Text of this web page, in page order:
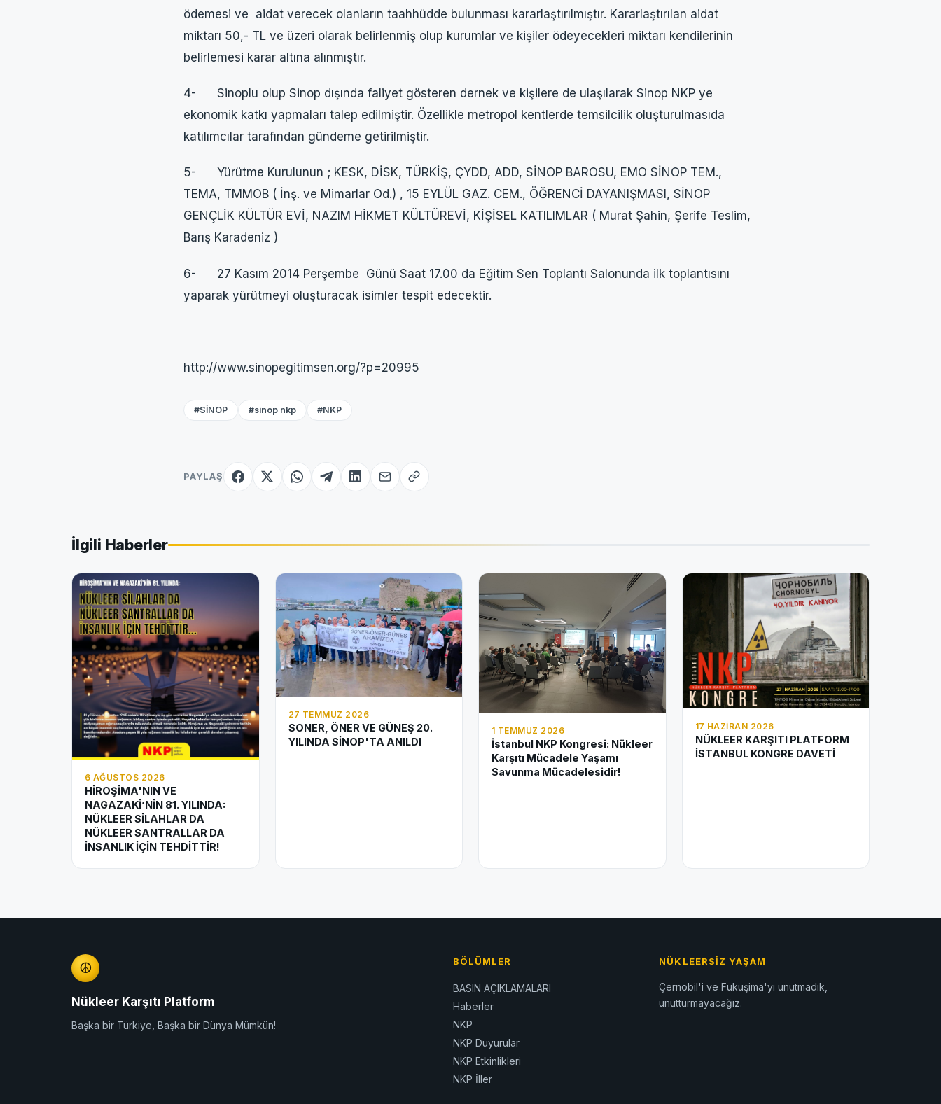
ödemesi ve aidat verecek olanların taahhüdde bulunması kararlaştırılmıştır. Kararlaştırılan aidat
miktarı 50,- TL ve üzeri olarak belirlenmiş olup kurumlar ve kişiler ödeyecekleri miktarı kendilerinin
belirlemesi karar altına alınmıştır.
4- Sinoplu olup Sinop dışında faliyet gösteren dernek ve kişilere de ulaşılarak Sinop NKP ye
ekonomik katkı yapmaları talep edilmiştir. Özellikle metropol kentlerde temsilcilik oluşturulmasıda
katılımcılar tarafından gündeme getirilmiştir.
5- Yürütme Kurulunun ; KESK, DİSK, TÜRKİŞ, ÇYDD, ADD, SİNOP BAROSU, EMO SİNOP TEM.,
TEMA, TMMOB ( İnş. ve Mimarlar Od.) , 15 EYLÜL GAZ. CEM., ÖĞRENCİ DAYANIŞMASI, SİNOP
GENÇLİK KÜLTÜR EVİ, NAZIM HİKMET KÜLTÜREVİ, KİŞİSEL KATILIMLAR ( Murat Şahin, Şerife Teslim,
Barış Karadeniz )
6- 27 Kasım 2014 Perşembe Günü Saat 17.00 da Eğitim Sen Toplantı Salonunda ilk toplantısını
yaparak yürütmeyi oluşturacak isimler tespit edecektir.
http://www.sinopegitimsen.org/?p=20995
#SİNOP #sinop nkp #NKP
PAYLAŞ
İlgili Haberler
6 AĞUSTOS 2026
HİROŞİMA'NIN VE
NAGAZAKİ’NİN 81. YILINDA:
NÜKLEER SİLAHLAR DA
NÜKLEER SANTRALLAR DA
İNSANLIK İÇİN TEHDİTTİR!
27 TEMMUZ 2026
SONER, ÖNER VE GÜNEŞ 20.
YILINDA SİNOP'TA ANILDI
1 TEMMUZ 2026
İstanbul NKP Kongresi: Nükleer
Karşıtı Mücadele Yaşamı
Savunma Mücadelesidir!
17 HAZIRAN 2026
NÜKLEER KARŞITI PLATFORM
İSTANBUL KONGRE DAVETİ
☮
Nükleer Karşıtı Platform
Başka bir Türkiye, Başka bir Dünya Mümkün!
BÖLÜMLER
BASIN AÇIKLAMALARI
Haberler
NKP
NKP Duyurular
NKP Etkinlikleri
NKP İller
NÜKLEERSIZ YAŞAM
Çernobil'i ve Fukuşima'yı unutmadık,
unutturmayacağız.